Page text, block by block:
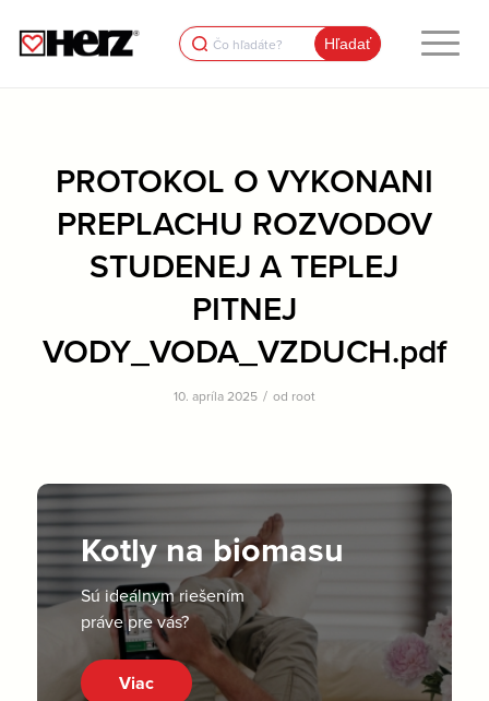
Search
for:
PROTOKOL O VYKONANI
PREPLACHU ROZVODOV
STUDENEJ A TEPLEJ
PITNEJ
VODY_VODA_VZDUCH.pdf
10. apríla 2025 / od root
Kotly na biomasu
Sú ideálnym riešením
práve pre vás?
Viac